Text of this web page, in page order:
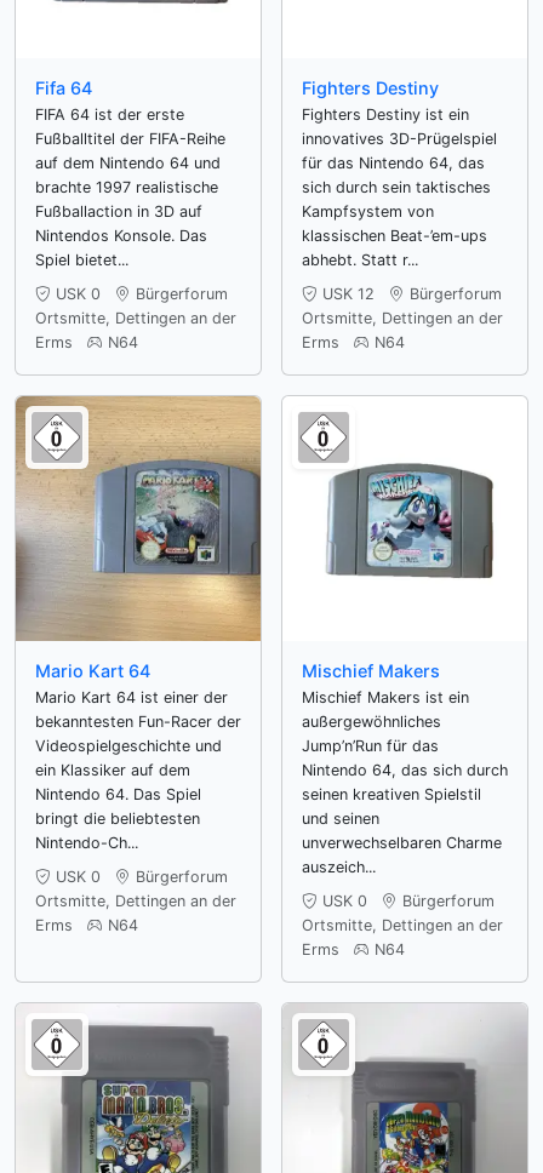
Fifa 64
FIFA 64 ist der erste
Fußballtitel der FIFA-Reihe
auf dem Nintendo 64 und
brachte 1997 realistische
Fußballaction in 3D auf
Nintendos Konsole. Das
Spiel bietet...
USK 0
Bürgerforum
Ortsmitte, Dettingen an der
Erms
N64
Fighters Destiny
Fighters Destiny ist ein
innovatives 3D-Prügelspiel
für das Nintendo 64, das
sich durch sein taktisches
Kampfsystem von
klassischen Beat-’em-ups
abhebt. Statt r...
USK 12
Bürgerforum
Ortsmitte, Dettingen an der
Erms
N64
Mario Kart 64
Mario Kart 64 ist einer der
bekanntesten Fun-Racer der
Videospielgeschichte und
ein Klassiker auf dem
Nintendo 64. Das Spiel
bringt die beliebtesten
Nintendo-Ch...
USK 0
Bürgerforum
Ortsmitte, Dettingen an der
Erms
N64
Mischief Makers
Mischief Makers ist ein
außergewöhnliches
Jump’n’Run für das
Nintendo 64, das sich durch
seinen kreativen Spielstil
und seinen
unverwechselbaren Charme
auszeich...
USK 0
Bürgerforum
Ortsmitte, Dettingen an der
Erms
N64